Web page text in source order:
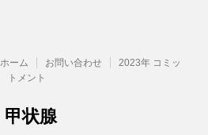
ホーム お問い合わせ
2023年 コミッ
トメント
甲状腺